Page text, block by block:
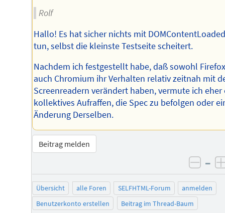
Rolf
Hallo! Es hat sicher nichts mit
tun, selbst die kleinste Testseite scheitert.
Nachdem ich festgestellt habe, daß sowohl
auch Chromium ihr Verhalten relativ zeitnah mit
Screenreadern verändert haben, vermute ich eher
kollektives Aufraffen, die Spec zu befolgen oder
Änderung Derselben.
Beitrag melden
–
Übersicht alle Foren SELFHTML-Forum
anmelden
Benutzerkonto erstellen
Beitrag im Thread-Baum